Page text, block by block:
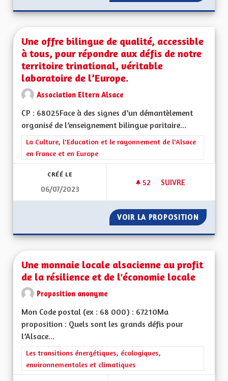
Une offre bilingue de qualité, accessible
à tous, pour répondre aux défis de notre
territoire trinational, véritable
laboratoire de l’Europe.
Association Eltern Alsace
CP : 68025Face à des signes d’un démantèlement
organisé de l’enseignement bilingue paritaire...
Filtrer les résultats de la catégorie : La Culture, l'Education et
La Culture, l'Education et le rayonnement de l'Alsace
en France et en Europe
CRÉÉ LE
06/07/2023
52 52 ABONNÉS
SUIVRE
VOIR LA PROPOSITION UNE
Une monnaie locale alsacienne au profit
de la résilience et de l'économie locale
Proposition anonyme
Mon Code postal (ex : 68 000) : 67210Ma
proposition : Quels sont les grands défis pour
l’Alsace...
Filtrer les résultats de la catégorie : Les transitions
Les transitions énergétiques, écologiques,
environnementales et climatiques